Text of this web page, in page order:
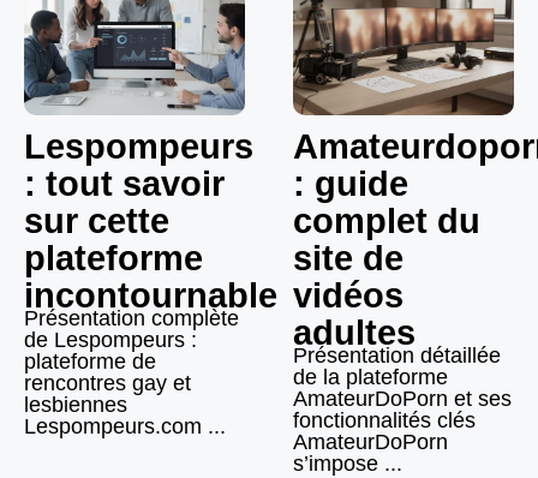
Lespompeurs
: tout savoir
sur cette
plateforme
incontournable
Présentation complète
de Lespompeurs :
plateforme de
rencontres gay et
lesbiennes
Lespompeurs.com ...
: guide
complet du
site de
vidéos
adultes
Présentation détaillée
de la plateforme
AmateurDoPorn et ses
fonctionnalités clés
AmateurDoPorn
s’impose ...